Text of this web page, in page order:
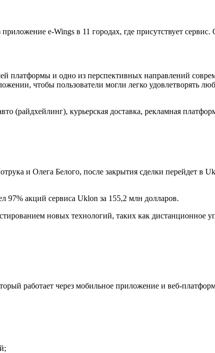
e-Wings в 11 городах, где присутствует
платформы и одно из перспективных направлений
чтобы пользователи могли легко удовлетворять
(райдхейлинг), курьерская доставка, рекламная
и Олега Белого, после закрытия сделки перейдет в
97% акций сервиса Uklon за 155,2 млн долларов.
новых технологий, таких как дистанционное
работает через мобильное приложение и веб-